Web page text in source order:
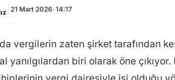
21 Mart 2026•14:17
vergilerin zaten şirket tarafından
yanılgılardan biri olarak öne